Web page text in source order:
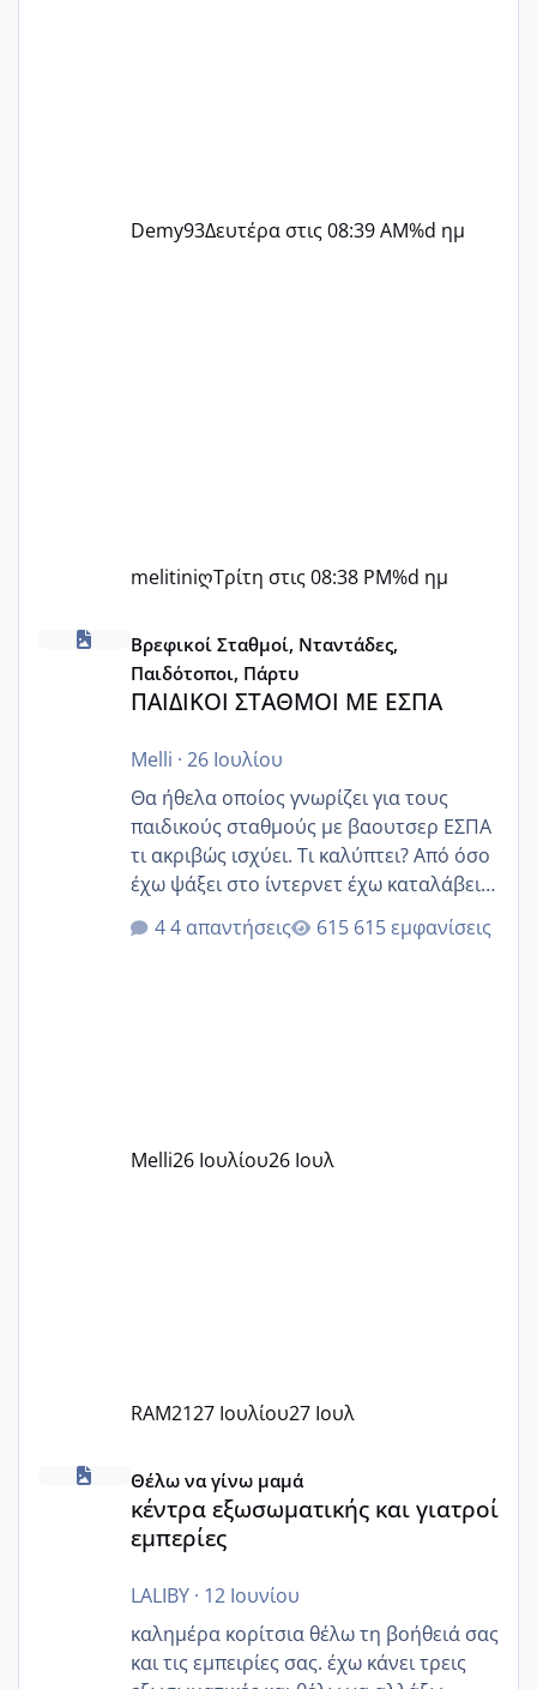
Demy93Δευτέρα στις 08:39 AM%d ημ
melitiniღΤρίτη στις 08:38 PM%d ημ
ΠΑΙΔΙΚΟΙ ΣΤΑΘΜΟΙ ΜΕ ΕΣΠΑ
Βρεφικοί Σταθμοί, Νταντάδες,
Παιδότοποι, Πάρτυ
ΠΑΙΔΙΚΟΙ ΣΤΑΘΜΟΙ ΜΕ ΕΣΠΑ
Melli · 26 Ιουλίου
Θα ήθελα οποίος γνωρίζει για τους
παιδικούς σταθμούς με βαουτσερ ΕΣΠΑ
τι ακριβώς ισχύει. Τι καλύπτει? Από όσο
έχω ψάξει στο ίντερνετ έχω καταλάβει
ότι το βαουτσερ καλύπτει όλα τα
δίδακτρα και τα τροφεια του ιδιωτικού
Εγώ πήγα σε έναν ιδιωτικό παιδικό στ
4 απαντήσεις 615 εμφανίσεις
Melli26 Ιουλίου26 Ιουλ
RAM2127 Ιουλίου27 Ιουλ
κέντρα εξωσωματικής και γιατροί εμπερίες
Θέλω να γίνω μαμά
κέντρα εξωσωματικής και γιατροί
εμπερίες
LALIBY· 12 Ιουνίου
καλημέρα κορίτσια θέλω τη βοήθειά σας
και τις εμπειρίες σας. έχω κάνει τρεις